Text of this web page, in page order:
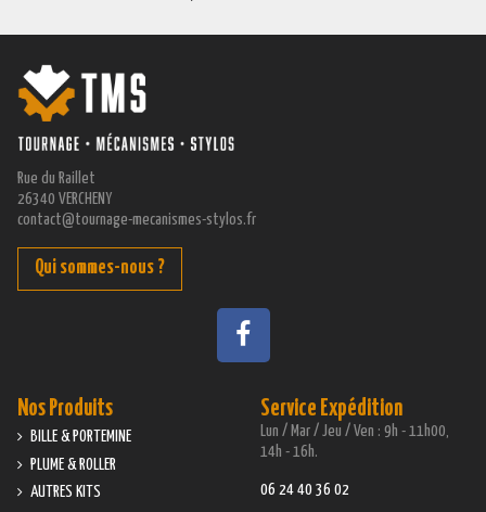
Rue du Raillet
26340 VERCHENY
contact@tournage-mecanismes-stylos.fr
Qui sommes-nous ?
Service Expédition
Lun / Mar / Jeu / Ven : 9h - 11h00,
14h - 16h.
06 24 40 36 02
Nos Produits
BILLE & PORTEMINE
PLUME & ROLLER
AUTRES KITS